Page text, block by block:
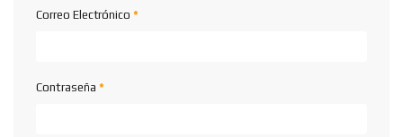
Correo Electrónico*
Contraseña *